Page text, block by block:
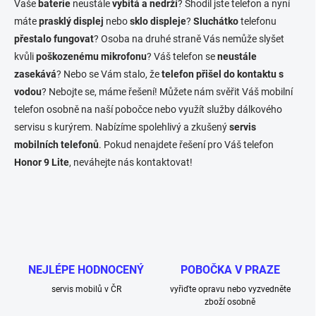
d
a
c
í
p
r
v
y
v
ý
p
i
Vaše baterie neustálevybitá a nedrží? Shodil jste telefon a nyní
máteprasklý displej nebosklo displeje? Sluchátkotelefonu
přestalo fungovat? Osoba na druhé straně Vás nemůže slyšet
kvůlipoškozenému mikrofonu? Váš telefon seneustále
zasekává? Nebo se Vám stalo, žetelefon přišel do kontaktu s
vodou? Nebojte se, máme řešení! Můžete nám svěřit Váš mobilní
telefon osobně na naší pobočce nebo využít služby dálkového
servisu s kurýrem. Nabízíme spolehlivý a zkušenýservis
mobilních telefonů. Pokud nenajdete řešení pro Váš telefon
Honor 9 Lite, neváhejte nás kontaktovat!
NEJLÉPE HODNOCENÝ
servis mobilů v ČR
POBOČKA V PRAZE
vyřiďte opravu nebo vyzvedněte
zboží osobně